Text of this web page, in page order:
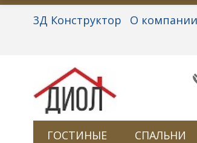
3Д Конструктор О компании
ГОСТИНЫЕ СПАЛЬНИ